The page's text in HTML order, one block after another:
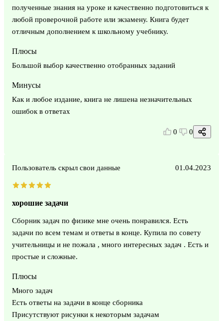
полученные знания на уроке и качественно подготовиться к
любой проверочной работе или экзамену. Книга будет
отличным дополнением к школьному учебнику.
Плюсы
Большой выбор качественно отобранных заданий
Минусы
Как и любое издание, книга не лишена незначительных
ошибок в ответах
0 0
Пользователь скрыл свои данные 01.04.2023
хорошие задачи
Сборник задач по физике мне очень понравился. Есть
задачи по всем темам и ответы в конце. Купила по совету
учительницы и не пожала , много интересных задач . Есть и
простые и сложные.
Плюсы
Много задач
Есть ответы на задачи в конце сборника
Присутствуют рисунки к некоторым задачам